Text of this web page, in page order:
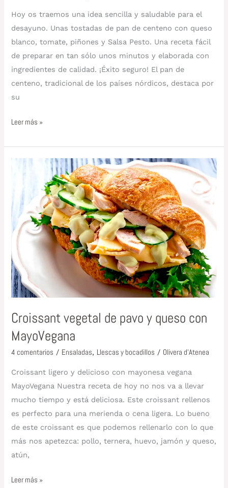
Hoy os traemos una idea sencilla y saludable para el
desayuno. Unas tostadas de pan de centeno con queso
blanco, tomate, piñones y Salsa Pesto. Una receta fácil
de preparar en tan sólo unos minutos y elaborada con
ingredientes de calidad. ¡Éxito seguro! El pan de
centeno, tradicional de los países nórdicos, destaca por
su
Leer más »
Croissant vegetal de pavo y queso con
MayoVegana
4 comentarios / Ensaladas, Llescas y bocadillos / Olivera d'Atenea
Croissant ligero y delicioso con mayonesa vegana
MayoVegana Nuestra receta de hoy no nos va a llevar
mucho tiempo y está deliciosa. Este croissant rellenos
es perfecto para una merienda o cena ligera. Lo bueno
de este croissant es que podemos rellenarlo con lo que
más nos apetezca: pollo, ternera, huevo, jamón y queso,
atún,
pavo
y
queso
MayoVegana
Leer más »